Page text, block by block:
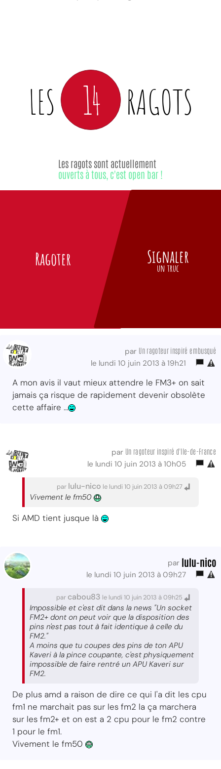
LES 14 RAGOTS
Ragoter
Les ragots sont actuellement
ouverts à tous, c'est open bar !
Signaler
un truc
par Un ragoteur inspiré embusqué
le lundi 10 juin 2013 à 19h21
A mon avis il vaut mieux attendre le FM3+ on sait
jamais ça risque de rapidement devenir obsolète
cette affaire ...
par Un ragoteur inspiré d'Ile-de-France
le lundi 10 juin 2013 à 10h05
par lulu-nico le lundi 10 juin 2013 à 09h27
Vivement le fm50
Si AMD tient jusque là
par lulu-nico
le lundi 10 juin 2013 à 09h27
par cabou83 le lundi 10 juin 2013 à 09h25
Impossible et c'est dit dans la news "Un socket
FM2+ dont on peut voir que la disposition des
pins n'est pas tout à fait identique à celle du
FM2."
A moins que tu coupes des pins de ton APU
Kaveri à la pince coupante, c'est physiquement
impossible de faire rentré un APU Kaveri sur
FM2.
De plus amd a raison de dire ce qui l'a dit les cpu
fm1 ne marchait pas sur les fm2 la ça marchera
sur les fm2+ et on est a 2 cpu pour le fm2 contre
1 pour le fm1.
Vivement le fm50